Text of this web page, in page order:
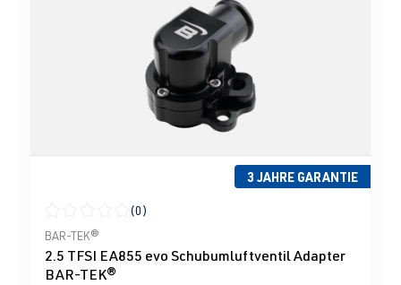
3 JAHRE GARANTIE
Durchschnittliche Bewertung von 0 von 5 Sternen
(0)
BAR-TEK®
2.5 TFSI EA855 evo Schubumluftventil Adapter
BAR-TEK®